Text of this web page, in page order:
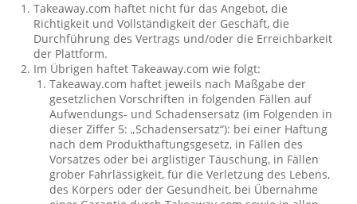
Takeaway.com haftet nicht für das Angebot, die
Richtigkeit und Vollständigkeit der Geschäft, die
Durchführung des Vertrags und/oder die Erreichbarkeit
der Plattform.
Im Übrigen haftet Takeaway.com wie folgt:
Takeaway.com haftet jeweils nach Maßgabe der
gesetzlichen Vorschriften in folgenden Fällen auf
Aufwendungs- und Schadensersatz (im Folgenden in
dieser Ziffer 5: „Schadensersatz“): bei einer Haftung
nach dem Produkthaftungsgesetz, in Fällen des
Vorsatzes oder bei arglistiger Täuschung, in Fällen
grober Fahrlässigkeit, für die Verletzung des Lebens,
des Körpers oder der Gesundheit, bei Übernahme